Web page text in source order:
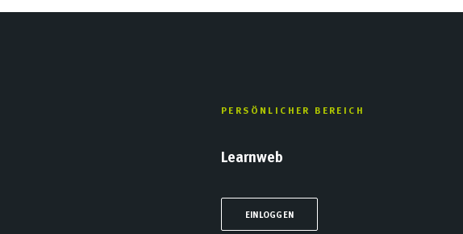
PERSÖNLICHER BEREICH
Learnweb
EINLOGGEN